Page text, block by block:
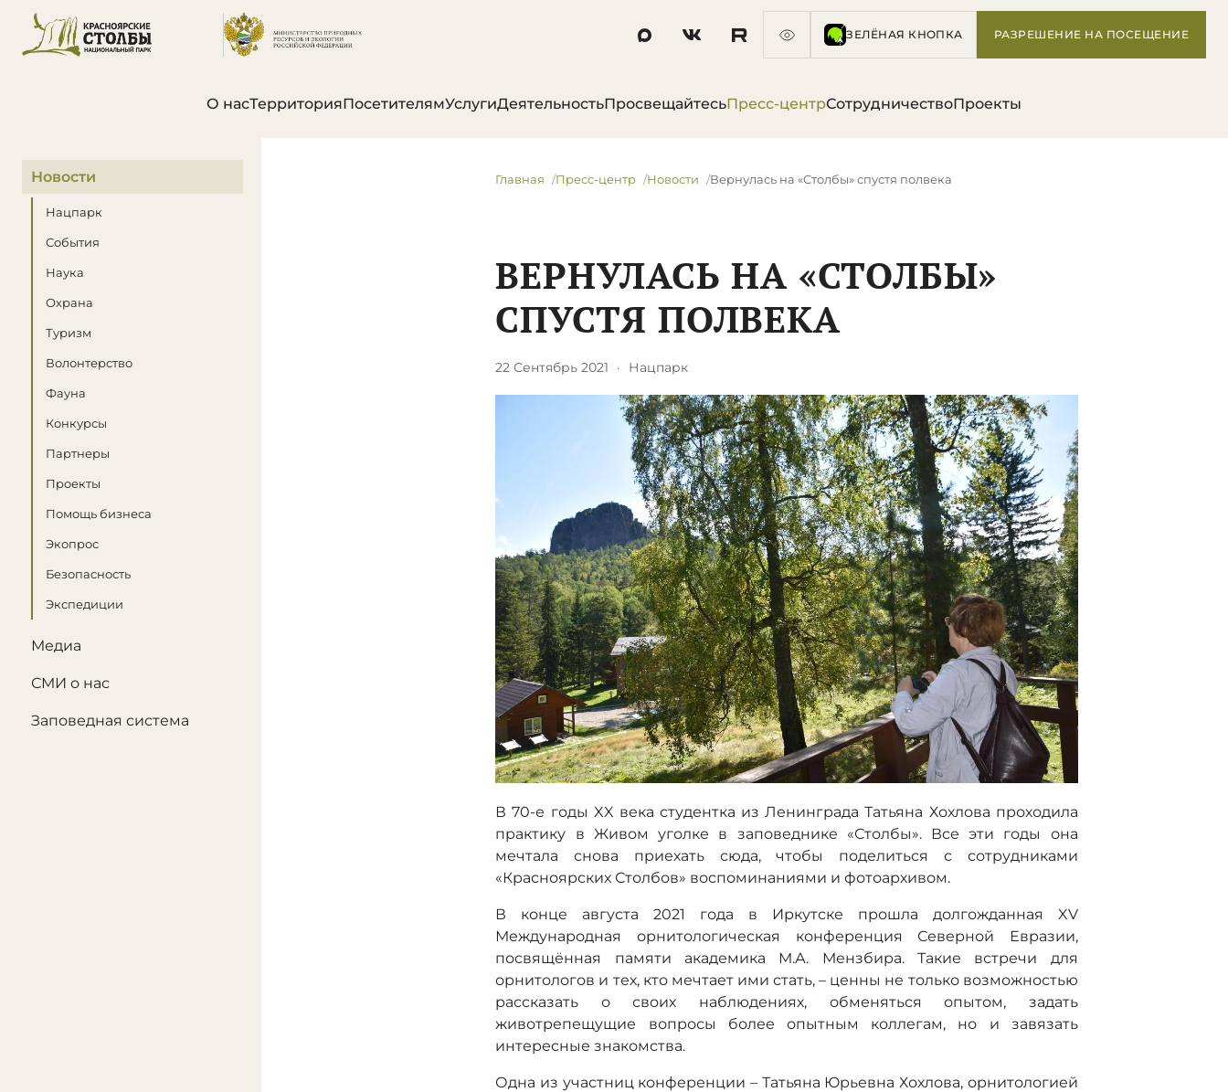
ЗЕЛЁНАЯ КНОПКА РАЗРЕШЕНИЕ НА ПОСЕЩЕНИЕ
О насТерриторияПосетителямУслугиДеятельностьПросвещайтесьПресс-центрСотрудничествоПроекты
В этом разделе
Новости
Нацпарк
События
Наука
Охрана
Туризм
Волонтерство
Фауна
Конкурсы
Партнеры
Проекты
Помощь бизнеса
Экопрос
Безопасность
Экспедиции
Медиа
СМИ о нас
Заповедная система
Главная Пресс-центр Новости Вернулась на «Столбы» спустя полвека
ВЕРНУЛАСЬ НА «СТОЛБЫ»
СПУСТЯ ПОЛВЕКА
22 Сентябрь 2021 · Нацпарк
В 70-е годы XX века студентка из Ленинграда Татьяна Хохлова проходила
практику в Живом уголке в заповеднике «Столбы». Все эти годы она
мечтала снова приехать сюда, чтобы поделиться с сотрудниками
«Красноярских Столбов» воспоминаниями и фотоархивом.
В конце августа 2021 года в Иркутске прошла долгожданная XV
Международная орнитологическая конференция Северной Евразии,
посвящённая памяти академика М.А. Мензбира. Такие встречи для
орнитологов и тех, кто мечтает ими стать, – ценны не только возможностью
рассказать о своих наблюдениях, обменяться опытом, задать
животрепещущие вопросы более опытным коллегам, но и завязать
интересные знакомства.
Одна из участниц конференции – Татьяна Юрьевна Хохлова, орнитологией